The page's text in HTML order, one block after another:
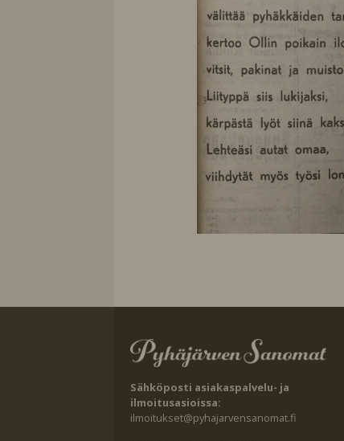
Sähköposti asiakaspalvelu- ja
ilmoitusasioissa:
ilmoitukset@pyhajarvensanomat.fi